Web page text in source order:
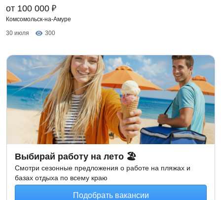
от 100 000 ₽
Комсомольск-на-Амуре
30 июля
300
Выбирай работу на лето 🏖
Смотри сезонные предложения о работе на пляжах и
базах отдыха по всему краю
Подобрать вакансии